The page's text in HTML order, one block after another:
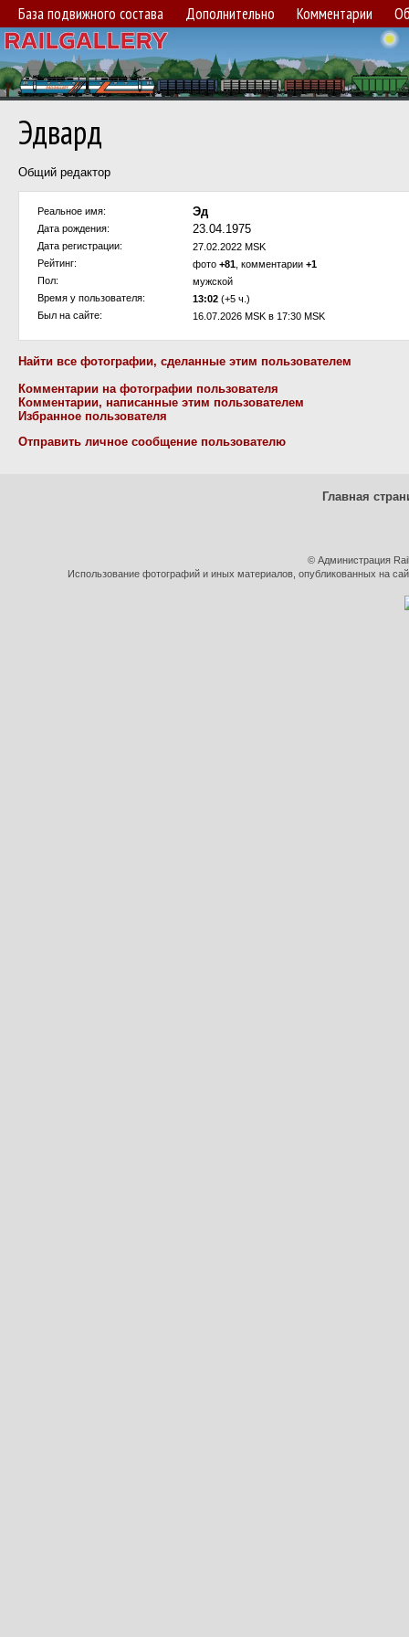
База подвижного состава Дополнительно Комментарии
Эдвард
Общий редактор
Реальное имя: Эд
Дата рождения: 23.04.1975
Дата регистрации:
27.02.2022 MSK
Рейтинг:
фото +81 , комментарии +1
Пол:
мужской
Время у пользователя:
13:02 (+5 ч.)
Был на сайте:
16.07.2026 MSK в 17:30 MSK
Найти все фотографии, сделанные этим пользователем
Комментарии на фотографии пользователя
Комментарии, написанные этим пользователем
Избранное пользователя
Отправить личное сообщение пользователю
Главная
© Администрация
Использование фотографий и иных материалов, опубликованных на